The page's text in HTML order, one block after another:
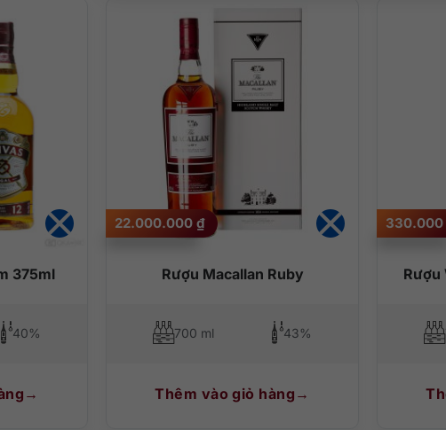
phức tạp đáng kinh ngạc của rượu single malt whisky nồng độ cao với
mũi còn thoang thoảng mùi vani ngọt ngào quyến rũ.
tế, cân bằng, đậm đà, phong phú với những nốt trái cây, mật ong, bánh
với gợi ý của trái cây khô, gỗ sồi và chút gia vị ngọt ngào.
375ml
40%
Rượu Macallan Ruby
22.000.000 ₫
700 ml 43%
Thêm vào giỏ hàng
Rượu
330.000